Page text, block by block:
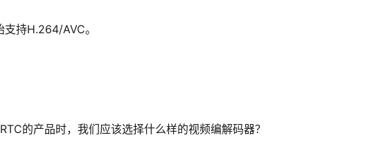
持H.264/AVC。
的产品时，我们应该选择什么样的视频编解码器？